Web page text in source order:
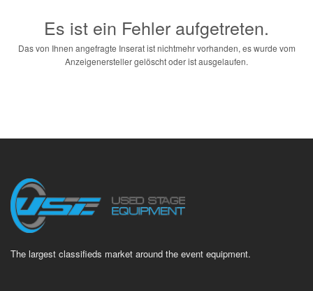
Es ist ein Fehler aufgetreten.
Das von Ihnen angefragte Inserat ist nichtmehr vorhanden, es wurde vom
Anzeigenersteller gelöscht oder ist ausgelaufen.
The largest classifieds market around the event equipment.